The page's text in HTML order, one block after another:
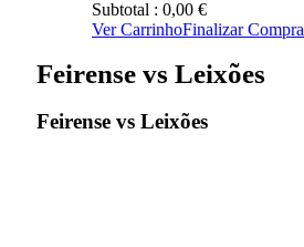
Subtotal : 0,00 €
Ver CarrinhoFinalizar Compra
Feirense vs Leixões
Feirense vs Leixões